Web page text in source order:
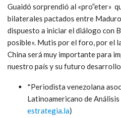
Guaidó sorprendió al «pro”eter»
bilaterales pactados entre
dispuesto a iniciar el diálogo con
posible». Mutis por el foro, por el
China será muy importante para
nuestro país y su futuro
*Periodista venezolana
Latinoamericano de
estrategia.la)